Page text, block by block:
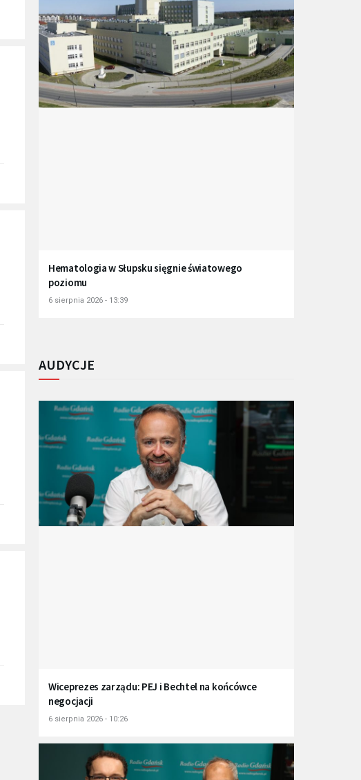
Hematologia w Słupsku sięgnie światowego
poziomu
6 sierpnia 2026 - 13:39
AUDYCJE
Wiceprezes zarządu: PEJ i Bechtel na końcówce
negocjacji
6 sierpnia 2026 - 10:26